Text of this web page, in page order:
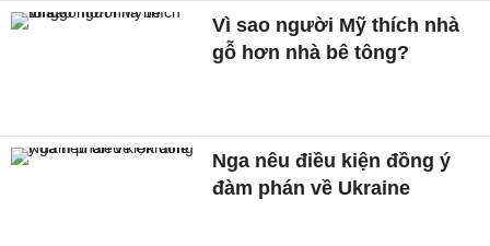
Vì sao người Mỹ thích nhà
gỗ hơn nhà bê tông?
Nga nêu điều kiện đồng ý
đàm phán về Ukraine